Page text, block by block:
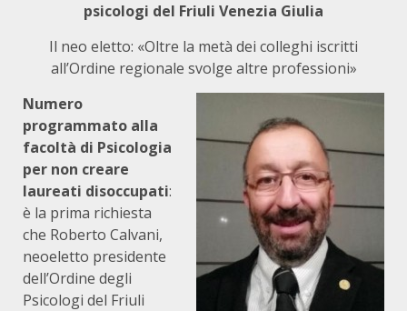
psicologi del Friuli Venezia Giulia
Il neo eletto: «Oltre la metà dei colleghi iscritti
all’Ordine regionale svolge altre professioni»
Numero
programmato alla
facoltà di Psicologia
per non creare
laureati disoccupati:
è la prima richiesta
che Roberto Calvani,
neoeletto presidente
dell’Ordine degli
Psicologi del Friuli